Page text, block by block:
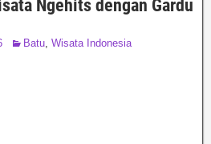
Ngehits dengan Gardu
Batu, Wisata Indonesia